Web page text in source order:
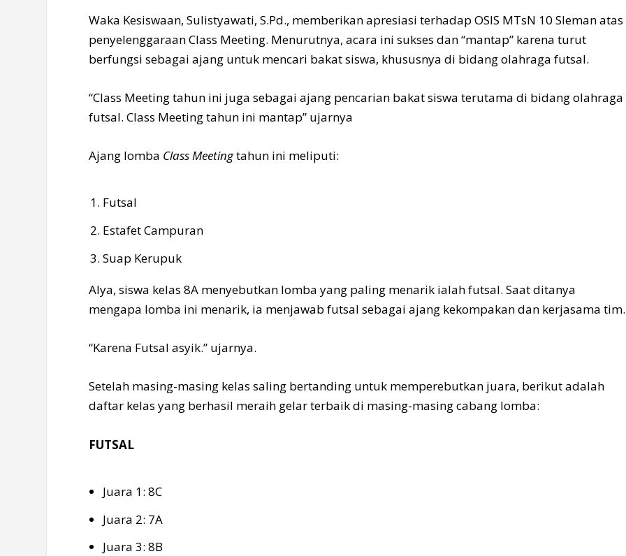
Waka Kesiswaan, Sulistyawati, S.Pd., memberikan apresiasi terhadap OSIS MTsN 10 Sleman atas
penyelenggaraan Class Meeting. Menurutnya, acara ini sukses dan “mantap” karena turut
berfungsi sebagai ajang untuk mencari bakat siswa, khususnya di bidang olahraga futsal.
“Class Meeting tahun ini juga sebagai ajang pencarian bakat siswa terutama di bidang olahraga
futsal. Class Meeting tahun ini mantap” ujarnya
Ajang lomba Class Meetingtahun ini meliputi:
Futsal
Estafet Campuran
Suap Kerupuk
Alya, siswa kelas 8A menyebutkan lomba yang paling menarik ialah futsal. Saat ditanya
mengapa lomba ini menarik, ia menjawab futsal sebagai ajang kekompakan dan kerjasama tim.
“Karena Futsal asyik.” ujarnya.
Setelah masing-masing kelas saling bertanding untuk memperebutkan juara, berikut adalah
daftar kelas yang berhasil meraih gelar terbaik di masing-masing cabang lomba:
FUTSAL
Juara 1: 8C
Juara 2: 7A
Juara 3: 8B